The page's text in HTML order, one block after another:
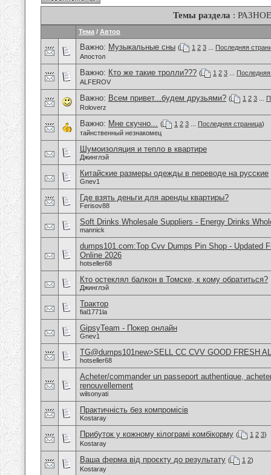
Темы раздела : РАЗНОЕ
Тема / Автор
Важно: Музыкальные сны ( 1 2 3
Последняя
Апостол
Важно: Кто же такие тролли??? ( 1 2 3
ALFEROV
Важно: Всем привет...будем друзьями? ( 1 2 3
Roloverz
Важно: Мне скучно... ( 1 2 3 Последняя страница)
тайнственный незнакомец
Шумоизоляция и тепло в квартире
Джинглэй
Китайские размеры одежды в переводе на русские
Gnev1
Где взять деньги для аренды квартиры?
Ferisov88
Soft Drinks Wholesale Suppliers - Energy Drinks
mannick
dumps101.com:Top Cvv Dumps Pin Shop - Updated
Online 2026
hotseller68
Кто остеклял балкон в Томске, к кому обратиться?
Джинглэй
Трактор
fial1771la
GipsyTeam - Покер онлайн
Gnev1
TG@dumps101new>SELL CC CVV GOOD FRESH
hotseller68
Acheter/commander un passeport authentique,
renouvellement
wilsonyati
Практичність без компромісів
Kostaray
Прибуток у кожному кілограмі комбікорму ( 1 2 3)
Kostaray
Ваша ферма від проєкту до результату ( 1 2)
Kostaray